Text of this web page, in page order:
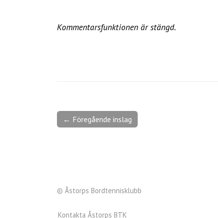
Kommentarsfunktionen är stängd.
← Föregående inslag
© Åstorps Bordtennisklubb
Kontakta Åstorps BTK